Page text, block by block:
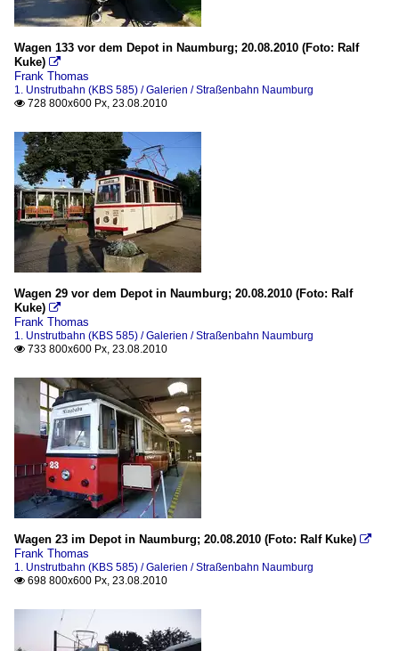
Wagen 133 vor dem Depot in Naumburg; 20.08.2010 (Foto: Ralf
Kuke) 
Frank Thomas
1. Unstrutbahn (KBS 585) / Galerien / Straßenbahn Naumburg
 728 800x600 Px, 23.08.2010
Wagen 29 vor dem Depot in Naumburg; 20.08.2010 (Foto: Ralf
Kuke) 
Frank Thomas
1. Unstrutbahn (KBS 585) / Galerien / Straßenbahn Naumburg
 733 800x600 Px, 23.08.2010
Wagen 23 im Depot in Naumburg; 20.08.2010 (Foto: Ralf Kuke) 
Frank Thomas
1. Unstrutbahn (KBS 585) / Galerien / Straßenbahn Naumburg
 698 800x600 Px, 23.08.2010